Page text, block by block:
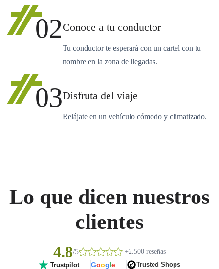
02Conoce a tu conductor
Tu conductor te esperará con un cartel con tu
nombre en la zona de llegadas.
03Disfruta del viaje
Relájate en un vehículo cómodo y climatizado.
Lo que dicen nuestros
clientes
4.8/5 +2.500 reseñas
Trustpilot Google Trusted Shops